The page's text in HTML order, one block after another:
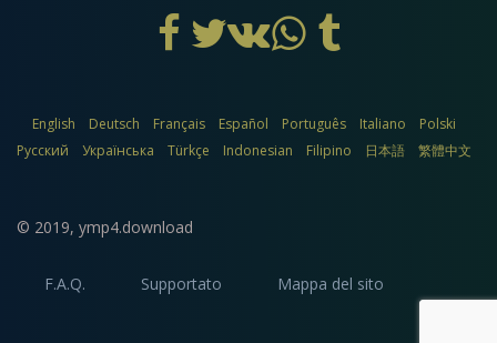
English Deutsch Français Español Português Italiano
Polski
Русский
Українська Türkçe Indonesian Filipino 日本語 繁體中文
© 2019, ymp4.download
F.A.Q. Supportato Mappa del sito